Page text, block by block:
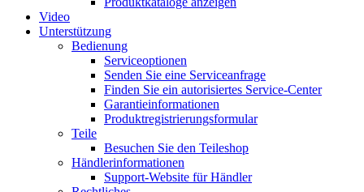
Video
Unterstützung
Bedienung
Serviceoptionen
Senden Sie eine Serviceanfrage
Finden Sie ein autorisiertes Service-Center
Garantieinformationen
Produktregistrierungsformular
Teile
Besuchen Sie den Teileshop
Händlerinformationen
Support-Website für Händler